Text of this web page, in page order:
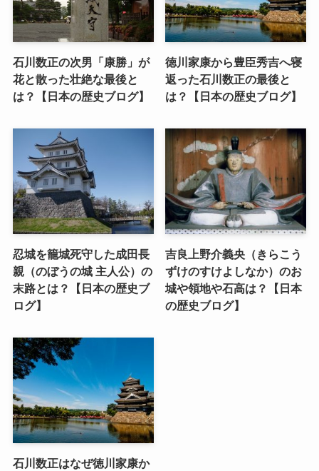
石川数正の次男「康勝」が
花と散った壮絶な最後と
は？【日本の歴史ブログ】
徳川家康から豊臣秀吉へ寝
返った石川数正の最後と
は？【日本の歴史ブログ】
忍城を籠城死守した成田長
親（のぼうの城 主人公）の
末路とは？【日本の歴史ブ
ログ】
吉良上野介義央（きらこう
ずけのすけよしなか）のお
城や領地や石高は？【日本
の歴史ブログ】
石川数正はなぜ徳川家康か